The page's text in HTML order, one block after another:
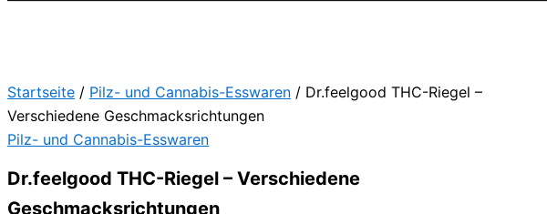
Startseite / Pilz- und Cannabis-Esswaren / Dr.feelgood THC-Riegel –
Verschiedene Geschmacksrichtungen
Pilz- und Cannabis-Esswaren
Dr.feelgood THC-Riegel – Verschiedene
Geschmacksrichtungen